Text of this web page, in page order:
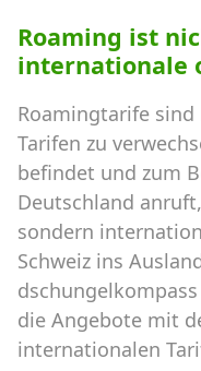
Roaming ist
internationale
Roamingtarife
Tarifen zu
befindet und zum
Deutschland
sondern
Schweiz ins
dschungelkompass
die Angebote mit
internationalen